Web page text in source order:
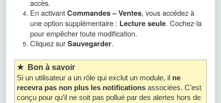
accès.
En activantCommandes – Ventes, vous accédez à
une option supplémentaire : Lecture seule. Cochez-la
pour empêcher toute modification.
Cliquez surSauvegarder.
★ Bon à savoir
Si un utilisateur a un rôle qui exclut un module, il ne
recevra pas non plus les notifications associées. C’est
conçu pour qu’il ne soit pas pollué par des alertes hors de